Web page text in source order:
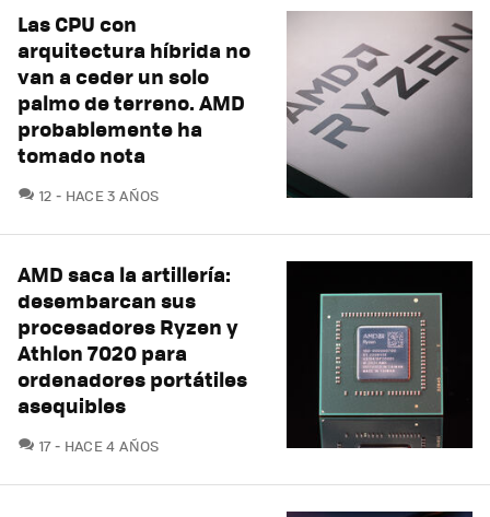
Las CPU con
arquitectura híbrida no
van a ceder un solo
palmo de terreno. AMD
probablemente ha
tomado nota
12 COMENTARIOS
HACE 3 AÑOS
AMD saca la artillería:
desembarcan sus
procesadores Ryzen y
Athlon 7020 para
ordenadores portátiles
asequibles
17COMENTARIOS
HACE 4 AÑOS